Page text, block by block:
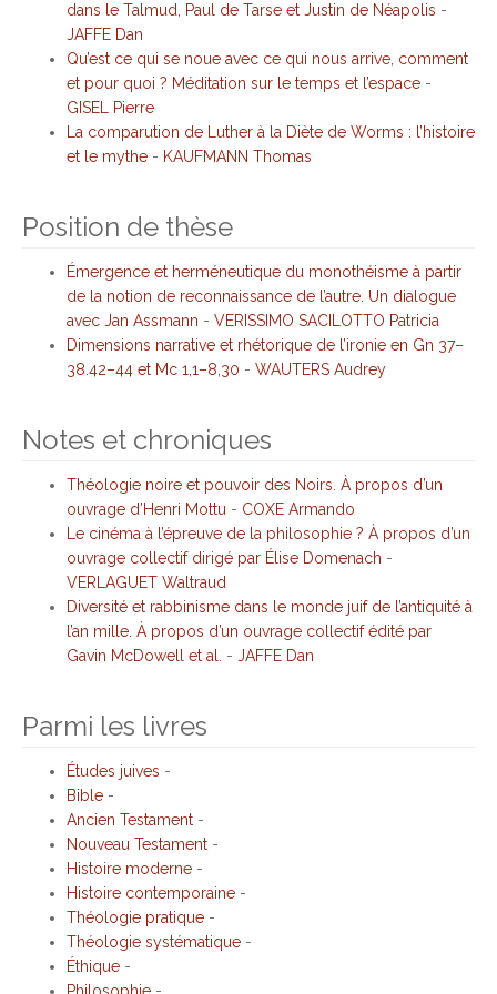
dans le Talmud, Paul de Tarse et Justin de Néapolis -
JAFFE Dan
Qu’est ce qui se noue avec ce qui nous arrive, comment
et pour quoi ? Méditation sur le temps et l’espace -
GISEL Pierre
La comparution de Luther à la Diète de Worms : l’histoire
et le mythe - KAUFMANN Thomas
Position de thèse
Émergence et herméneutique du monothéisme à partir
de la notion de reconnaissance de l’autre. Un dialogue
avec Jan Assmann - VERISSIMO SACILOTTO Patricia
Dimensions narrative et rhétorique de l’ironie en Gn 37–
38.42–44 et Mc 1,1–8,30 - WAUTERS Audrey
Notes et chroniques
Théologie noire et pouvoir des Noirs. À propos d’un
ouvrage d’Henri Mottu - COXE Armando
Le cinéma à l’épreuve de la philosophie ? À propos d’un
ouvrage collectif dirigé par Élise Domenach -
VERLAGUET Waltraud
Diversité et rabbinisme dans le monde juif de l’antiquité à
l’an mille. À propos d’un ouvrage collectif édité par
Gavin McDowell et al.
- JAFFE Dan
Parmi les livres
Études juives -
Bible -
Ancien Testament -
Nouveau Testament -
Histoire moderne -
Histoire contemporaine -
Théologie pratique -
Théologie systématique -
Éthique -